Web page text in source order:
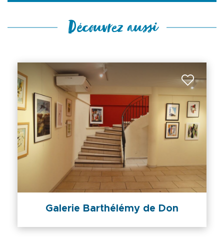
Découvrez aussi
Galerie Barthélémy de Don